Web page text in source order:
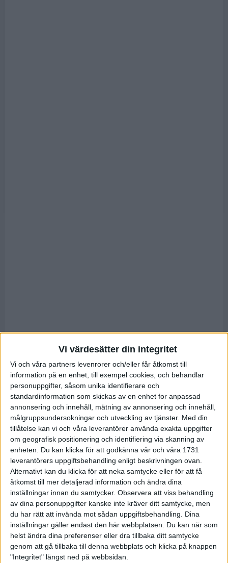
Vi värdesätter din integritet
Vi och våra partners levenrorer och/eller får åtkomst till
information på en enhet, till exempel cookies, och behandlar
personuppgifter, såsom unika identifierare och
standardinformation som skickas av en enhet for anpassad
annonsering och innehåll, mätning av annonsering och innehåll,
målgruppsundersokningar och utveckling av tjänster. Med din
tillåtelse kan vi och våra leverantörer använda exakta uppgifter
om geografisk positionering och identifiering via skanning av
enheten. Du kan klicka för att godkänna vår och våra 1731
leverantörers uppgiftsbehandling enligt beskrivningen ovan.
Alternativt kan du klicka för att neka samtycke eller för att få
åtkomst till mer detaljerad information och ändra dina
inställningar innan du samtycker. Observera att viss behandling
av dina personuppgifter kanske inte kräver ditt samtycke, men
du har rätt att invända mot sådan uppgiftsbehandling. Dina
inställningar gäller endast den här webbplatsen. Du kan när som
helst ändra dina preferenser eller dra tillbaka ditt samtycke
genom att gå tillbaka till denna webbplats och klicka på knappen
"Integritet" längst ned på webbsidan.